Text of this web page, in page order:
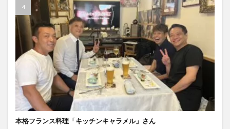
本格フランス料理「キッチンキャラメル」さん